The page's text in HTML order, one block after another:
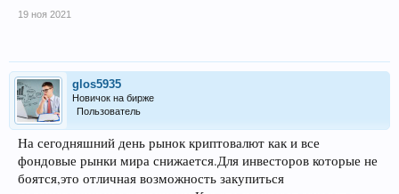
19 ноя 2021
glos5935
Новичок на бирже
Пользователь
На сегодняшний день рынок криптовалют как и все
фондовые рынки мира снижается.Для инвесторов которые не
боятся,это отличная возможность закупиться